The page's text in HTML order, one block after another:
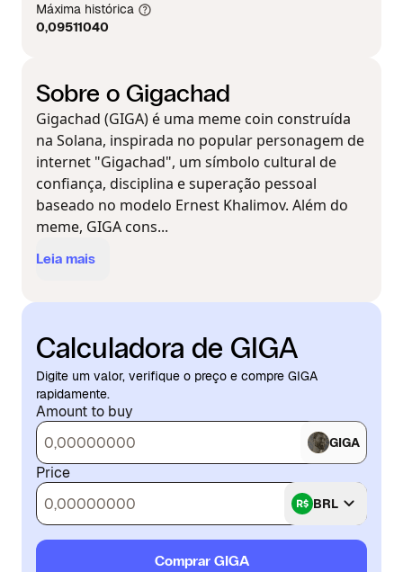
Máxima histórica
0,09511040
Sobre o Gigachad
Gigachad (GIGA) é uma meme coin construída
na Solana, inspirada no popular personagem de
internet "Gigachad", um símbolo cultural de
confiança, disciplina e superação pessoal
baseado no modelo Ernest Khalimov. Além do
meme, GIGA cons...
Leia mais
Calculadora de GIGA
Digite um valor, verifique o preço e compre GIGA
rapidamente.
Amount to buy
GIGA
Price
BRL
Comprar GIGA